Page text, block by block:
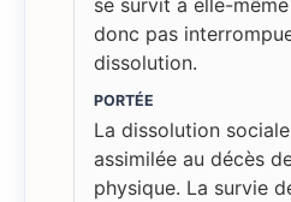
se survit à elle-même
donc pas
dissolution.
PORTÉE
La dissolution
assimilée au décès
physique. La survie